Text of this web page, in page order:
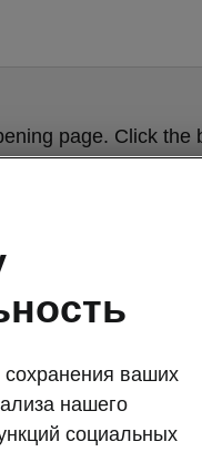
page. Click the
ваших
нашего
социальных